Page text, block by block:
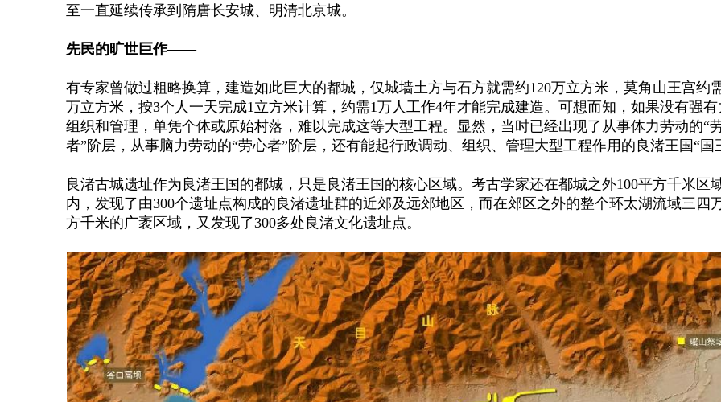
至一直延续传承到隋唐长安城、明清北京城。
先民的旷世巨作——
有专家曾做过粗略换算，建造如此巨大的都城，仅城墙土方与石方就需约120万立方米，莫角山王宫约
万立方米，按3个人一天完成1立方米计算，约需1万人工作4年才能完成建造。可想而知，如果没有强
组织和管理，单凭个体或原始村落，难以完成这等大型工程。显然，当时已经出现了从事体力劳动的“
者”阶层，从事脑力劳动的“劳心者”阶层，还有能起行政调动、组织、管理大型工程作用的良渚王国“国
良渚古城遗址作为良渚王国的都城，只是良渚王国的核心区域。考古学家还在都城之外100平方千米区
内，发现了由300个遗址点构成的良渚遗址群的近郊及远郊地区，而在郊区之外的整个环太湖流域三四
方千米的广袤区域，又发现了300多处良渚文化遗址点。